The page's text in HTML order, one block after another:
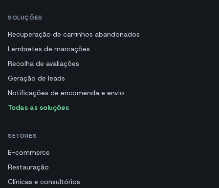
SOLUÇÕES
Recuperação de carrinhos abandonados
Lembretes de marcações
Recolha de avaliações
Geração de leads
Notificações de encomenda e envio
Todas as soluções
SETORES
E-commerce
Restauração
Clínicas e consultórios